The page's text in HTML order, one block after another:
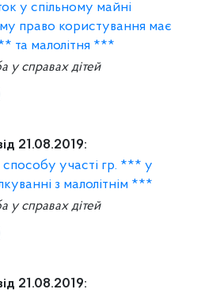
у спільному майні
право користування має
та малолітня ***
у справах дітей
21.08.2019:
участі гр. *** у
з малолітнім ***
у справах дітей
21.08.2019: